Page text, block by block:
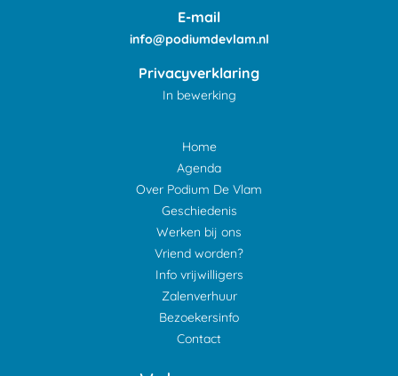
E-mail
info@podiumdevlam.nl
Privacyverklaring
In bewerking
Home
Agenda
Over Podium De Vlam
Geschiedenis
Werken bij ons
Vriend worden?
Info vrijwilligers
Zalenverhuur
Bezoekersinfo
Contact